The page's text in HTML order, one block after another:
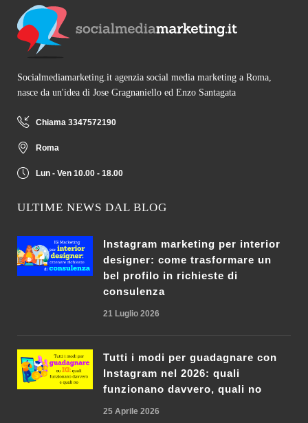
Socialmediamarketing.it agenzia social media marketing a Roma,
nasce da un'idea di Jose Gragnaniello ed Enzo Santagata
Chiama 3347572190
Roma
Lun - Ven 10.00 - 18.00
ULTIME NEWS DAL BLOG
Instagram marketing per interior
designer: come trasformare un
bel profilo in richieste di
consulenza
21 Luglio 2026
Tutti i modi per guadagnare con
Instagram nel 2026: quali
funzionano davvero, quali no
25 Aprile 2026